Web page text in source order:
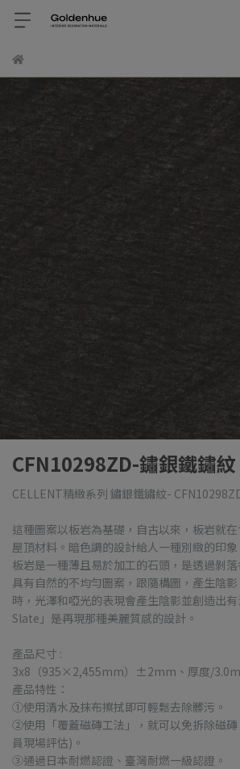
CFN10298ZD-鏽銀鐵鏽紋
CELLENT精緻系列 鏽銀鐵鏽紋-
這種圖案以板岩為基礎，自古以來，板岩就
屋頂材料。暗色調的設計給人一種別緻的印象
板岩是一種薄且易於加工的石頭，是透過剝
具有自然的不均勻圖案，跟隨構圖，產生陰
時，光澤和啞光的表現會產生陰影並創造出
Slate」是再現那種美麗質感的設計。
產品尺寸 :
3x8（935×2,455mm）±2mm、厚度/
產品特性：
①使用清水及抹布擦拭即可輕鬆去除髒污。
②使用「覆蓋磁磚工法」，就可以免拆除磁
員現場評估)。
③通過日本耐燃認證、臺灣耐燃一級認證。